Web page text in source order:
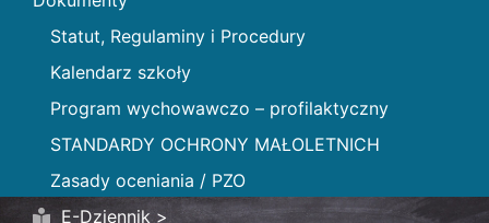
Statut, Regulaminy i Procedury
Kalendarz szkoły
Program wychowawczo – profilaktyczny
STANDARDY OCHRONY MAŁOLETNICH
Zasady oceniania / PZO
E-Dziennik >